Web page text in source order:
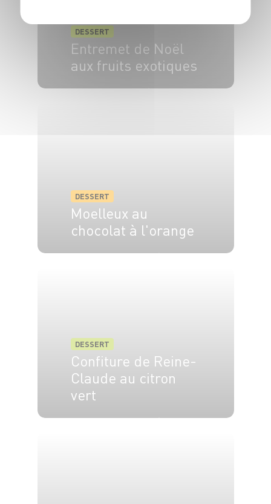
DESSERT
Entremet de Noël
aux fruits exotiques
DESSERT
Moelleux au
chocolat à l'orange
DESSERT
Confiture de Reine-
Claude au citron
vert